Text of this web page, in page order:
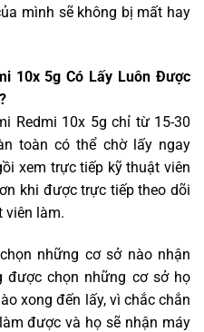
mình sẽ không bị mất hay
10x 5g Có Lấy Luôn Được
Redmi 10x 5g chỉ từ 15-30
toàn có thể chờ lấy ngay
xem trực tiếp kỹ thuật viên
khi được trực tiếp theo dõi
viên làm.
những cơ sở nào nhận
được chọn những cơ sở họ
xong đến lấy, vì chắc chắn
được và họ sẽ nhận máy